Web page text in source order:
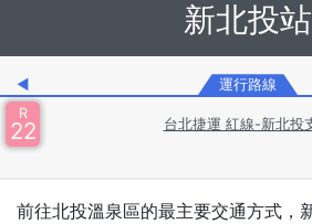
新北投站
◀ 運行路線
R
22 台北捷運 紅線-新北投
Introduction
前往北投溫泉區的最主要交通方式，